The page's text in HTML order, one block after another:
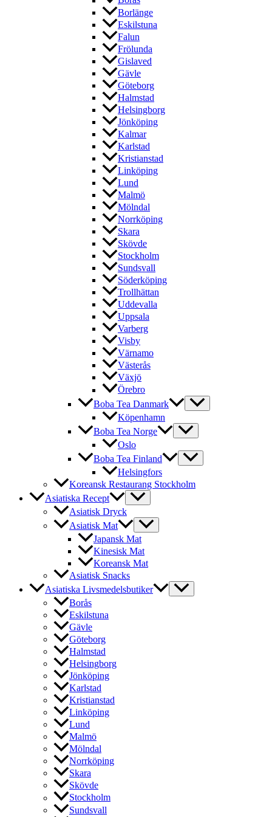
Borlänge
Eskilstuna
Falun
Frölunda
Gislaved
Gävle
Göteborg
Halmstad
Helsingborg
Jönköping
Kalmar
Karlstad
Kristianstad
Linköping
Lund
Malmö
Mölndal
Norrköping
Skara
Skövde
Stockholm
Sundsvall
Söderköping
Trollhättan
Uddevalla
Uppsala
Varberg
Visby
Värnamo
Västerås
Växjö
Örebro
Boba Tea Danmark
Köpenhamn
Boba Tea Norge
Oslo
Boba Tea Finland
Helsingfors
Koreansk Restaurang Stockholm
Asiatiska Recept
Asiatisk Dryck
Asiatisk Mat
Japansk Mat
Kinesisk Mat
Koreansk Mat
Asiatisk Snacks
Asiatiska Livsmedelsbutiker
Borås
Eskilstuna
Gävle
Göteborg
Halmstad
Helsingborg
Jönköping
Karlstad
Kristianstad
Linköping
Lund
Malmö
Mölndal
Norrköping
Skara
Skövde
Stockholm
Sundsvall